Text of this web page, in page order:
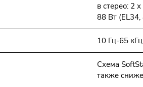
в стерео: 2
88 Вт
10 Гц-65
Схема
также